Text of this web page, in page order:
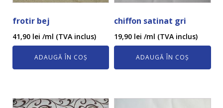
frotir bej
41,90 lei /ml (TVA inclus)
ADAUGĂ ÎN COȘ
chiffon satinat gri
19,90 lei /ml (TVA inclus)
ADAUGĂ ÎN COȘ